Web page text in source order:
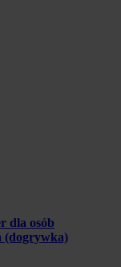
dla osób
(dogrywka)